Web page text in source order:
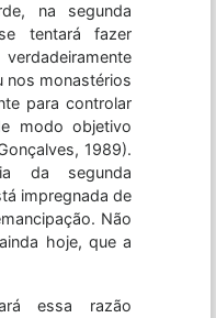
na segunda
tentará fazer
nos monastérios
para controlar
modo objetivo
1989).
da segunda
impregnada de
Não
hoje, que a
essa razão